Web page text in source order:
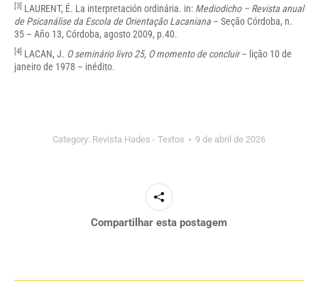
[3] LAURENT, É. La interpretación ordinária. in: Mediodicho – Revista anual
de Psicanálise da Escola de Orientação Lacaniana – Seção Córdoba, n.
35 – Año 13, Córdoba, agosto 2009, p.40.
[4] LACAN, J. O seminário livro 25, O momento de concluir– lição 10 de
janeiro de 1978 – inédito.
Category: Revista Hades - Textos 9 de abril de 2026
Compartilhar esta postagem